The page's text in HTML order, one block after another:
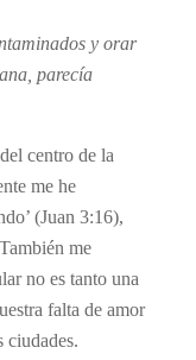
y orar
parecía
centro de la
me he
(Juan 3:16),
me
no es tanto una
falta de amor
ciudades.